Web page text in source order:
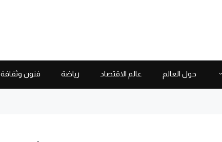
حول العالم عالم الاقتصاد رياضة فنون وثقافة